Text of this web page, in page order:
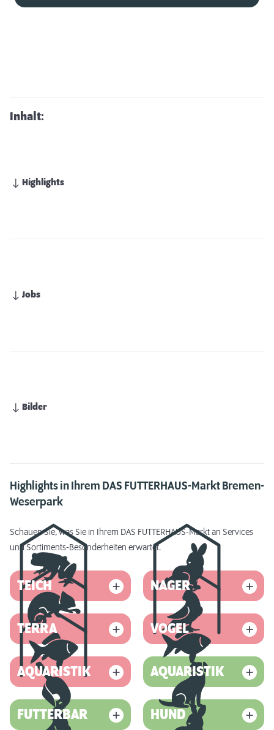
Inhalt:
Highlights
Jobs
Bilder
Highlights in Ihrem DAS FUTTERHAUS-Markt Bremen-
Weserpark
Schauen Sie, was Sie in Ihrem DAS FUTTERHAUS-Markt an Services
und Sortiments-Besonderheiten erwartet.
TEICH NAGER
TERRA VOGEL
AQUARISTIK AQUARISTIK
FUTTERBAR HUND